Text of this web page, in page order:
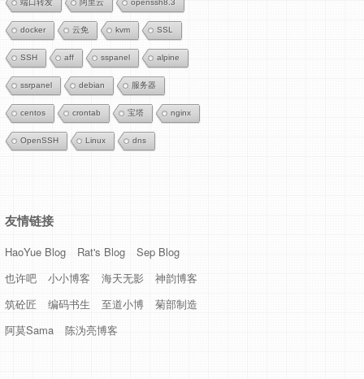
端口转发 阿里云 openssh8.3
docker 云免 kvm SSL
SSH aff sspanel alpine
ssrpanel debian 服务器
centos crontab 宝塔 nginx
OpenSSH Linux dns
友情链接
HaoYue Blog Rat's Blog
Sep Blog
也许吧
小小博客 海天无影
神韵博客
筑砼匠
编码书生 至道小博
菊部制造
阿莫Sama
陈沩亮博客